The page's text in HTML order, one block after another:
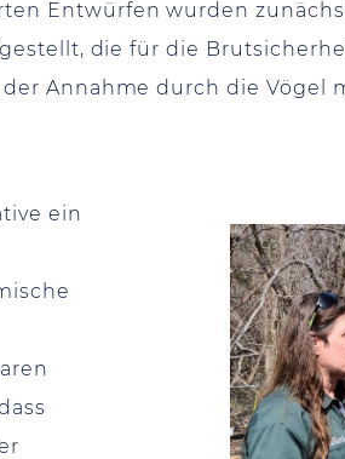
Entwürfen wurden
die für die
Annahme durch die Vögel
ein